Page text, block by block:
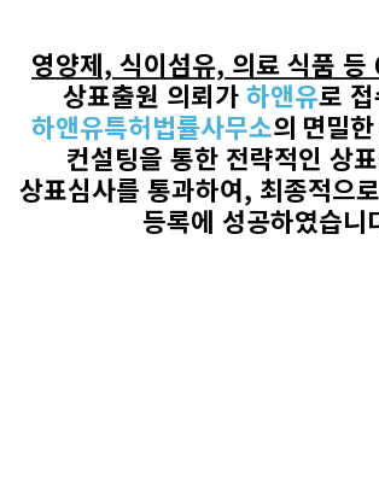
영양제, 식이섬유, 의료 식품 등
상표출원 의뢰가하앤유로
하앤유특허법률사무소의 면밀
컨설팅을 통한 전략적인 상
상표심사를 통과하여, 최종적으로
등록에 성공하였습니